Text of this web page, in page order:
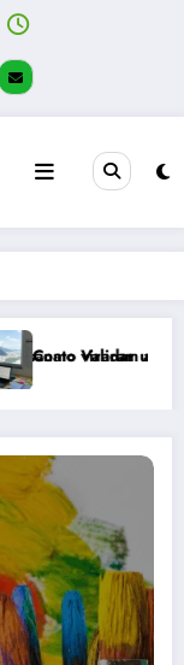
a principal
uma Ideia de